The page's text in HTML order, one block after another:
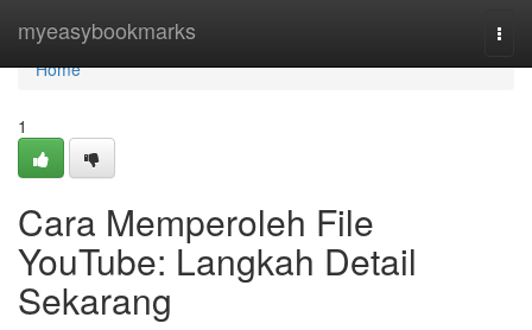
myeasybookmarks
Home
Home
1
Cara Memperoleh File
YouTube: Langkah Detail
Sekarang